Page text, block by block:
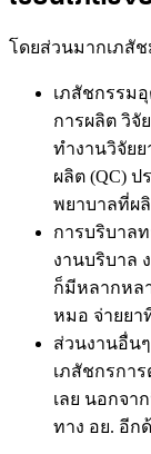
โดยส่วนมากเภสั
เภสัชกรรมอุ
การผลิต วิจั
ทำงานวิจัย
ผลิต (QC)
พยาบาลที่ผลิ
การบริบาลท
งานบริบาล
ก็มีหลากหล
หมอ จ่ายยา
ส่วนงานอื่น
เภสัชกรกา
เลย นอกจา
ทาง อย. อีก